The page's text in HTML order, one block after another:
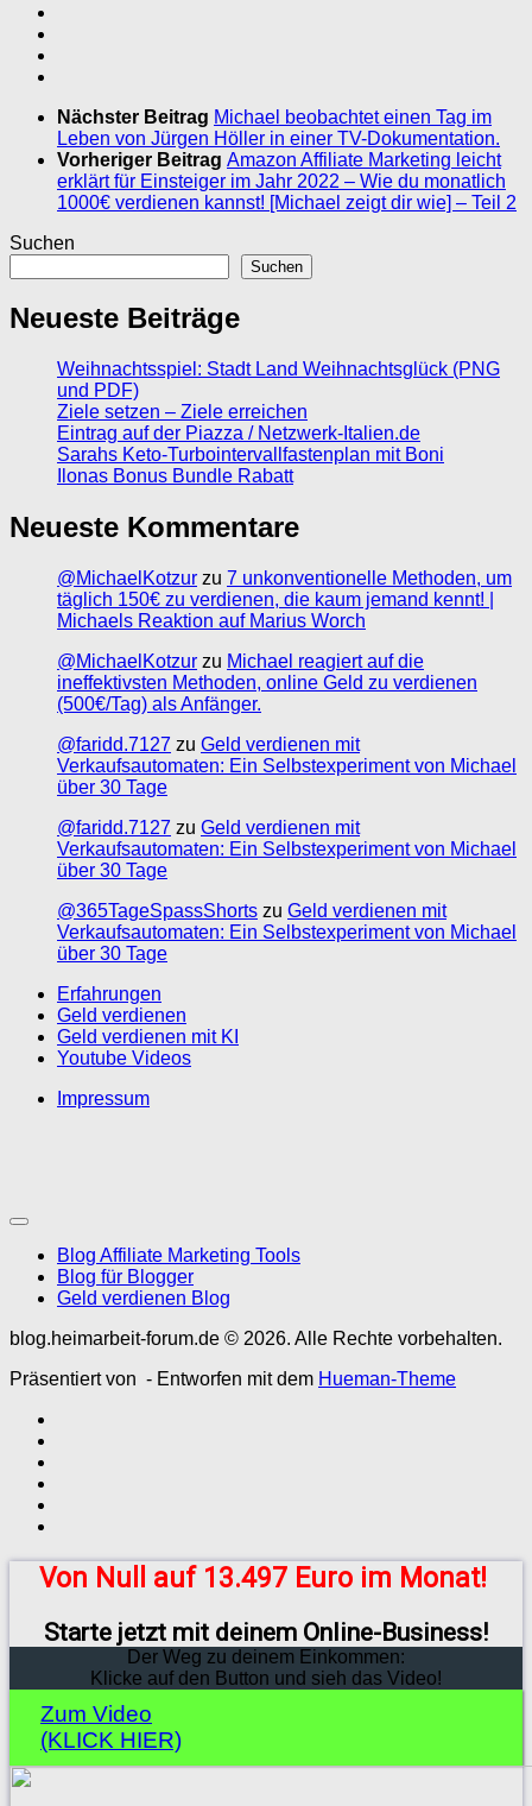
Nächster Beitrag Michael beobachtet einen Tag im
Leben von Jürgen Höller in einer TV-Dokumentation.
Vorheriger Beitrag Amazon Affiliate Marketing leicht
erklärt für Einsteiger im Jahr 2022 – Wie du monatlich
1000€ verdienen kannst! [Michael zeigt dir wie] – Teil 2
Suchen
Suchen
Neueste Beiträge
Weihnachtsspiel: Stadt Land Weihnachtsglück (PNG
und PDF)
Ziele setzen – Ziele erreichen
Eintrag auf der Piazza / Netzwerk-Italien.de
Sarahs Keto-Turbointervallfastenplan mit Boni
Ilonas Bonus Bundle Rabatt
Neueste Kommentare
@MichaelKotzur zu 7 unkonventionelle Methoden, um
täglich 150€ zu verdienen, die kaum jemand kennt! |
Michaels Reaktion auf Marius Worch
@MichaelKotzur zu Michael reagiert auf die
ineffektivsten Methoden, online Geld zu verdienen
(500€/Tag) als Anfänger.
@faridd.7127 zu Geld verdienen mit
Verkaufsautomaten: Ein Selbstexperiment von Michael
über 30 Tage
@faridd.7127 zu Geld verdienen mit
Verkaufsautomaten: Ein Selbstexperiment von Michael
über 30 Tage
@365TageSpassShorts zu Geld verdienen mit
Verkaufsautomaten: Ein Selbstexperiment von Michael
über 30 Tage
Erfahrungen
Geld verdienen
Geld verdienen mit KI
Youtube Videos
Impressum
Blog Affiliate Marketing Tools
Blog für Blogger
Geld verdienen Blog
blog.heimarbeit-forum.de © 2026. Alle Rechte vorbehalten.
Präsentiert von - Entworfen mit dem Hueman-Theme
Von Null auf 13.497 Euro im Monat!
Starte jetzt mit deinem Online-Business!
Der Weg zu deinem Einkommen:
Klicke auf den Button und sieh das Video!
Zum Video
(KLICK HIER)